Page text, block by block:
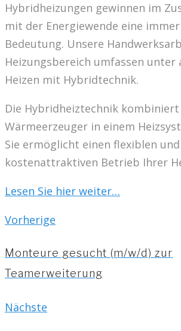
Hybridheizungen gewinnen im
mit der Energiewende eine
Bedeutung. Unsere
Heizungsbereich umfassen unter
Heizen mit Hybridtechnik.
Die Hybridheiztechnik kombiniert
Wärmeerzeuger in einem
Sie ermöglicht einen flexiblen und
kostenattraktiven Betrieb Ihrer
Lesen Sie hier weiter…
Beitragsnavigation
Vorherige
Vorherige
Monteure gesucht (m/w/d) zur
Teamerweiterung
Nächste
Nächste